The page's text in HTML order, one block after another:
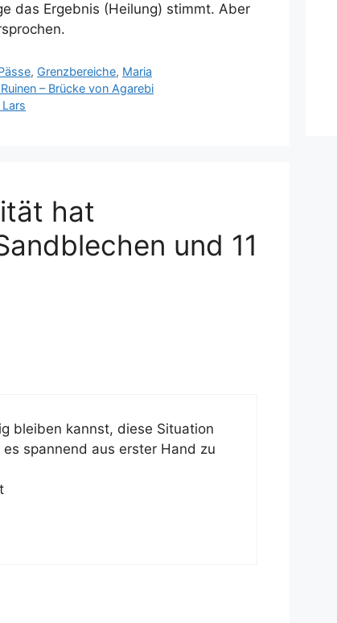
das Ergebnis (Heilung) stimmt. Aber
, Grenzbereiche, Maria
– Brücke von Agarebi
hat
und 11
bleiben kannst, diese Situation
spannend aus erster Hand zu